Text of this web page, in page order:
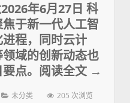
年6月27日 科
于新一代人工智
程，同时云计
域的创新动态也
点。阅读全文 →
未分类 205 次浏览